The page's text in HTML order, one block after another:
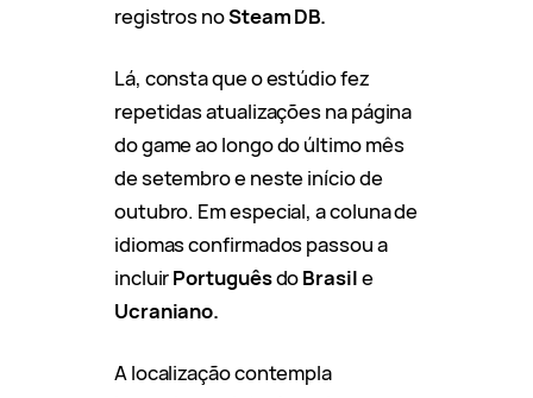
registros noSteam DB.
Lá, consta que o estúdio fez
repetidas atualizações na página
do game ao longo do último mês
de setembro e neste início de
outubro. Em especial, a coluna de
idiomas confirmados passou a
incluirPortuguêsdoBrasile
Ucraniano.
A localização contempla